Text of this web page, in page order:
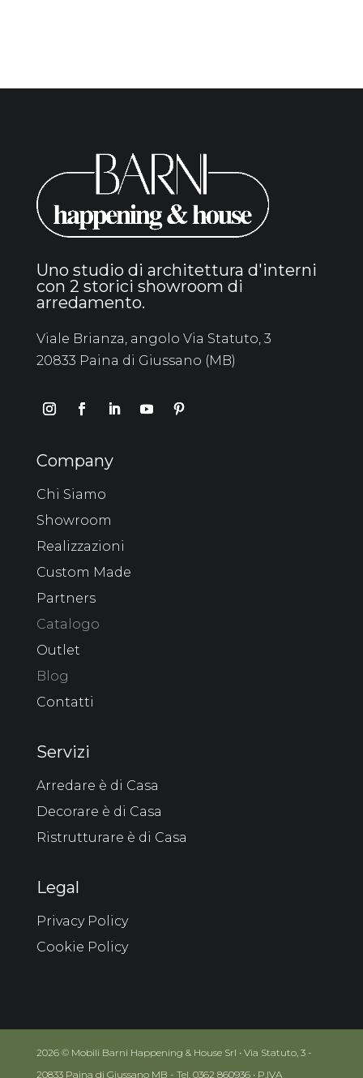
Uno studio di architettura d'interni
con 2 storici showroom di
arredamento.
Viale Brianza, angolo Via Statuto, 3
20833 Paina di Giussano (MB)
Company
Chi Siamo
Showroom
Realizzazioni
Custom Made
Partners
Catalogo
Outlet
Blog
Contatti
Servizi
Arredare è di Casa
Decorare è di Casa
Ristrutturare è di Casa
Legal
Privacy Policy
Cookie Policy
2026 © Mobili Barni Happening & House Srl • Via Statuto, 3 -
20833 Paina di Giussano MB - Tel. 0362 860936 • P.IVA